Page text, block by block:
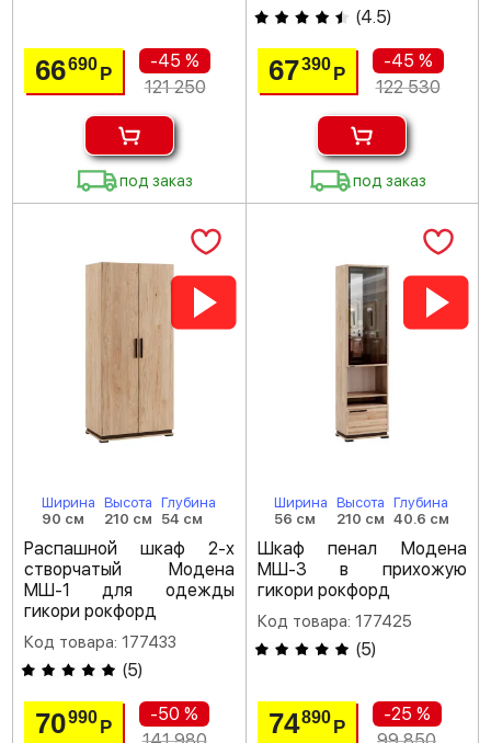
66690Р
-45 %
121 250
под заказ
(4.5)
67390 Р
-45 %
122 530
под заказ
Ширина
90 см
Высота
210 см
Глубина
54 см
Распашной шкаф 2-х
створчатый Модена
МШ-1 для одежды
гикори рокфорд
Код товара: 177433
(5)
70990Р
-50 %
Ширина
56 см
Высота
210 см
Глубина
40.6 см
Шкаф пенал Модена
МШ-3 в прихожую
гикори рокфорд
Код товара: 177425
(5)
74890 Р
-25 %